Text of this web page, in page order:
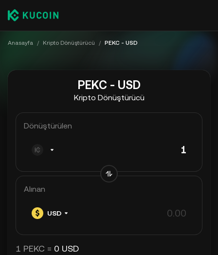
Anasayfa / Kripto Dönüştürücü / PEKC - USD
PEKC - USD
Kripto Dönüştürücü
Dönüştürülen
Alınan
USD
1 PEKC = 0 USD